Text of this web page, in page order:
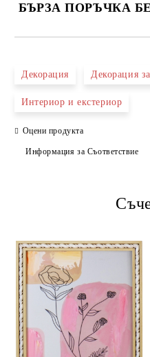
БЪРЗА ПОРЪЧКА
Декорация Декорация
Интериор и екстериор
Оцени продукта
Информация за Съответствие